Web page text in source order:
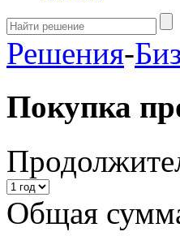
Решения-
Покупка
Общая